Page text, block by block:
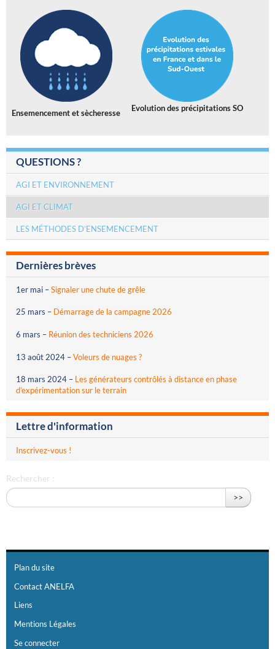
Ensemencement et sècheresse Evolution des précipitations SO
QUESTIONS ?
AGI ET ENVIRONNEMENT
AGI ET CLIMAT
LES MÉTHODES D’ENSEMENCEMENT
Dernières brèves
1er mai –Signaler une chute de grêle
25 mars – Démarrage de la campagne 2026
6 mars – Réunion des techniciens 2026
13 août 2024 –Voleurs de nuages ?
18 mars 2024 – Les générateurs contrôlés à distance en phase
d’expérimentation sur le terrain
Lettre d'information
Inscrivez-vous !
Rechercher :
>>
Plan du site
Contact ANELFA
Liens
Mentions Légales
Se connecter